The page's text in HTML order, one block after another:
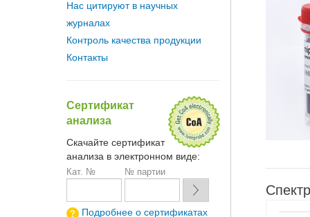
Нас цитируют в научных
журналах
Контроль качества продукции
Контакты
Сертификат
анализа
Скачайте сертификат
анализа в электронном виде:
Кат. № № партии
Подробнее о сертификатах